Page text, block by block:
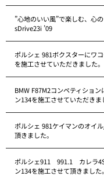
”心地のいい風”で楽しむ、心
sDrive23i ’09
ポルシェ 981ボクスターにワ
を施工させていただきました。
BMW F87M2コンペティショ
ン134を施工させていただきま
ポルシェ 981ケイマンのオイ
頂きました。
ポルシェ911 991.1 カレラ
ン134を施工させて頂きました。